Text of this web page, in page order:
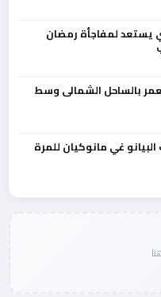
يستعد لمفاجأة رمضان
بالساحل الشمالى وسط
غي مانوكيان للمرة